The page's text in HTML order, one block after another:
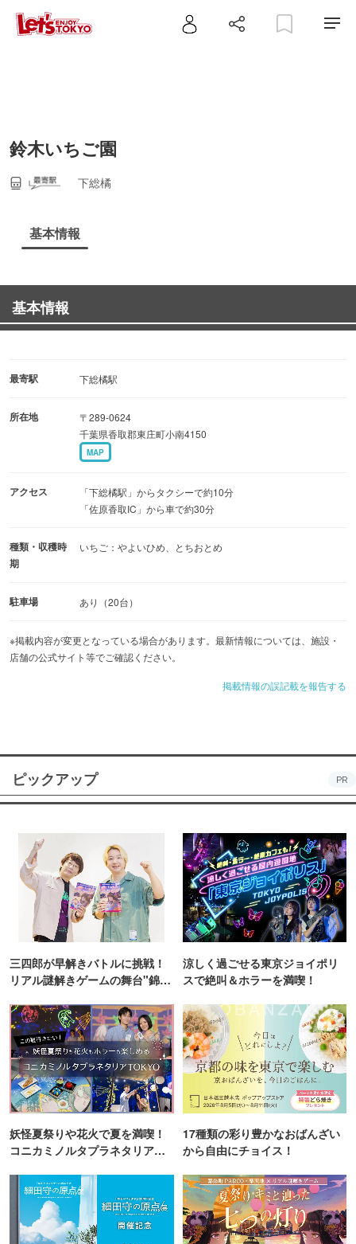
鈴木いちご園
下総橘
基本情報
基本情報
最寄駅 下総橘駅
所在地
〒289-0624
千葉県香取郡東庄町小南4150
MAP
アクセス
「下総橘駅」からタクシーで約10分
「佐原香取IC」から車で約30分
種類・収穫時
期
いちご：やよいひめ、とちおとめ
駐車場 あり（20台）
※掲載内容が変更となっている場合があります。最新情報については、施設・
店舗の公式サイト等でご確認ください。
掲載情報の誤記載を報告する
ピックアップ PR
三四郎が早解きバトルに挑戦！
リアル謎解きゲームの舞台"錦糸
涼しく過ごせる東京ジョイポリ
スで絶叫＆ホラーを満喫！
妖怪夏祭りや花火で夏を満喫！
コニカミノルタプラネタリア
17種類の彩り豊かなおばんざい
から自由にチョイス！